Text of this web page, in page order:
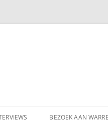
BEZOEK AAN